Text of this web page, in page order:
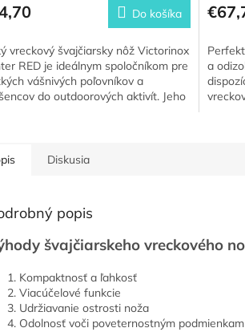
Do košíka
vreckový švajčiarsky nôž Victorinox
RED je ideálnym spoločníkom pre
vášnivých poľovníkov a
do outdoorových aktivít. Jeho
a
Diskusia
popis
švajčiarskeho vreckového
Kompaktnosť a ľahkosť
Viacúčelové funkcie
Udržiavanie ostrosti noža
Odolnosť voči poveternostným podmienkam